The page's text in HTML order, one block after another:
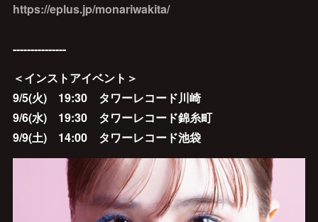
https://eplus.jp/monariwakita/
---------------
＜インストアイベント＞
9/5(火) 19:30 タワーレコード川崎
9/6(水) 19:30 タワーレコード錦糸町
9/9(土) 14:00 タワーレコード池袋